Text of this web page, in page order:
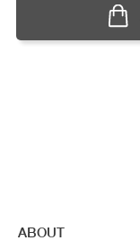
ABOUT